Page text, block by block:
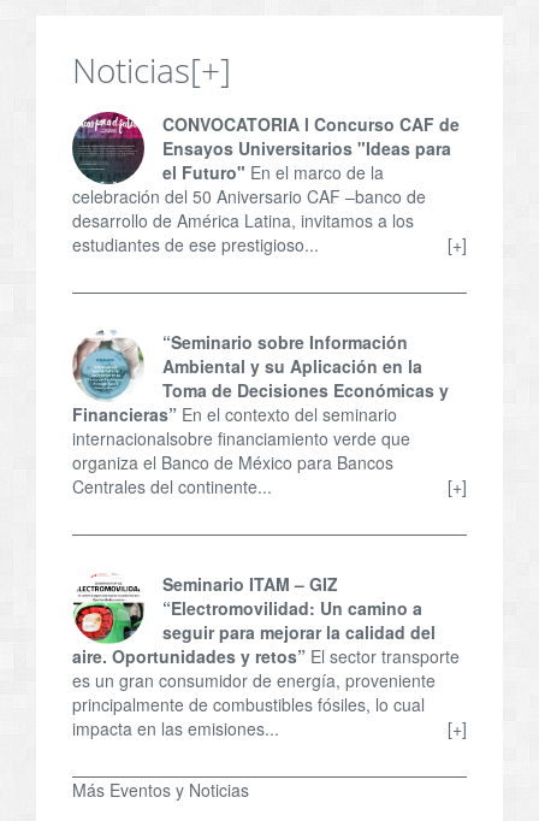
Noticias[+]
CONVOCATORIA l Concurso CAF de
Ensayos Universitarios "Ideas para
el Futuro" En el marco de la
celebración del 50 Aniversario CAF –banco de
desarrollo de América Latina, invitamos a los
estudiantes de ese prestigioso...
[+]
“Seminario sobre Información
Ambiental y su Aplicación en la
Toma de Decisiones Económicas y
Financieras” En el contexto del seminario
internacionalsobre financiamiento verde que
organiza el Banco de México para Bancos
Centrales del continente...
[+]
Seminario ITAM – GIZ
“Electromovilidad: Un camino a
seguir para mejorar la calidad del
aire. Oportunidades y retos” El sector transporte
es un gran consumidor de energía, proveniente
principalmente de combustibles fósiles, lo cual
impacta en las emisiones...
[+]
Más Eventos y Noticias